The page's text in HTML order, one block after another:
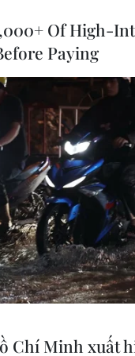
các bộ trưởng tài
trung ương
viên, nhóm
tháng Tư và
IMF và Ngân hàng
họp mùa Xuân
IMFC trong
trực tuyến do
COVID-19.
vào ngày 10/4/
.
Of High-
Paying
Chí Minh xuất